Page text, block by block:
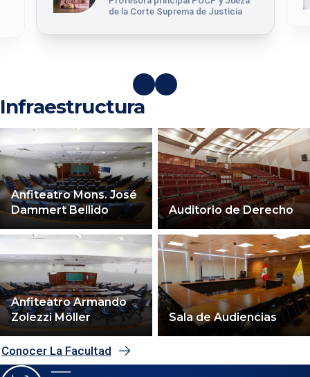
AnteriorSiguiente
Infraestructura
Anfiteatro Mons. José
Dammert Bellido
Auditorio de Derecho
Anfiteatro Armando
Zolezzi Möller
Sala de Audiencias
Conocer La Facultad